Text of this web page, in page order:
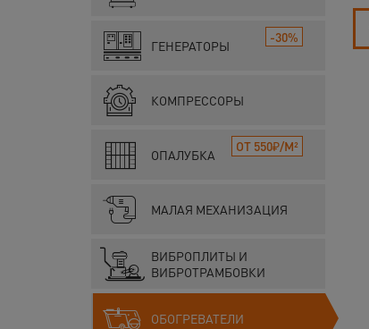
ГЕНЕРАТОРЫ
-30%
КОМПРЕССОРЫ
ОПАЛУБКА
ОТ 550₽/М²
МАЛАЯ МЕХАНИЗАЦИЯ
ВИБРОПЛИТЫ И
ВИБРОТРАМБОВКИ
ОБОГРЕВАТЕЛИ